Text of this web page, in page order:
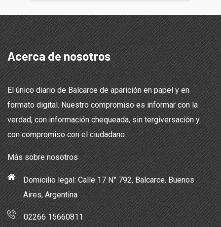
Acerca de nosotros
El único diario de Balcarce de aparición en papel y en
formato digital. Nuestro compromiso es informar con la
verdad, con información chequeada, sin tergiversación y
con compromiso con el ciudadano.
Más sobre nosotros
Domicilio legal: Calle 17 N° 792, Balcarce, Buenos
Aires, Argentina
02266 15660811